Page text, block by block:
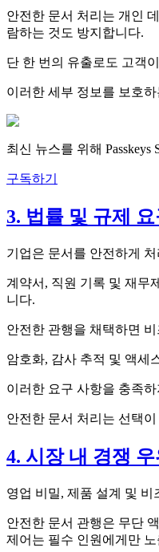
안전한 문서 처리는 개인
람하는 것도 방지합니다.
단 한 번의 유출로도 고객
이러한 세부 정보를 보호
최신 뉴스를 위해 Passkeys
구독하기
3. 법률 및 규제
기업은 문서를 안전하게
계약서, 직원 기록 및 재무
니다.
안전한 관행을 채택하면
암호화, 감사 추적 및 액세
이러한 요구 사항을 충족
안전한 문서 처리는 선택
4. 시장 내 경쟁
영업 비밀, 제품 설계 및
안전한 문서 관행은 무단
제어는 필수 인원에게만